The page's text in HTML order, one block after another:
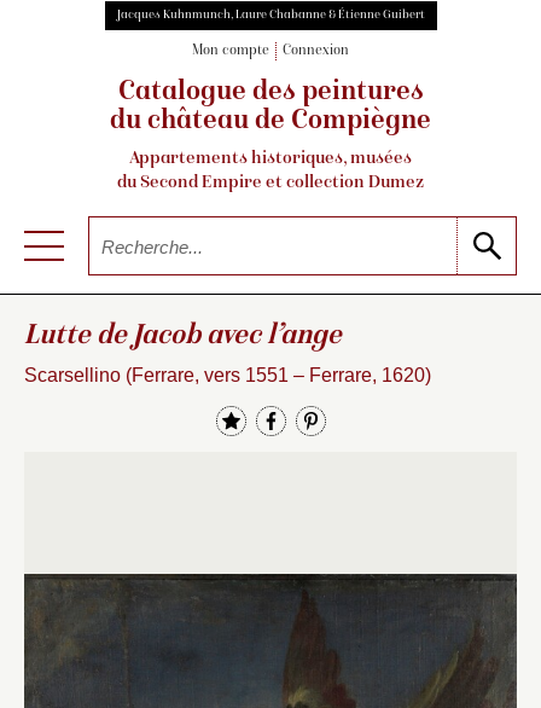
Jacques Kuhnmunch, Laure Chabanne & Étienne Guibert
Mon compte Connexion
Catalogue des peintures
du château de Compiègne
Appartements historiques, musées
du Second Empire et collection Dumez
Lutte de Jacob avec l’ange
Scarsellino (Ferrare, vers 1551 – Ferrare, 1620)